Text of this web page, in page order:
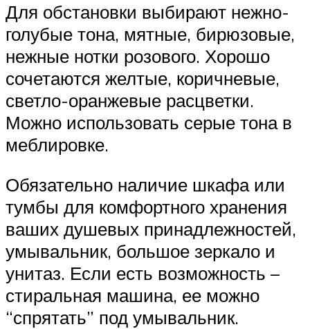
Для обстановки выбирают нежно-
голубые тона, мятные, бирюзовые,
нежные нотки розового. Хорошо
сочетаются желтые, коричневые,
светло-оранжевые расцветки.
Можно использовать серые тона в
меблировке.
Обязательно наличие шкафа или
тумбы для комфортного хранения
ваших душевых принадлежностей,
умывальник, большое зеркало и
унитаз. Если есть возможность –
стиральная машина, ее можно
“спрятать” под умывальник.